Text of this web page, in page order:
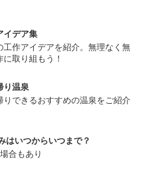
イデア集
工作アイデアを紹介。無理なく無
取り組もう！
り温泉
りできるおすすめの温泉をご紹介
はいつからいつまで？
合もあり